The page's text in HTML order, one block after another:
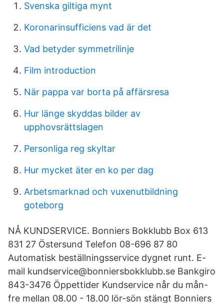
Svenska giltiga mynt
Koronarinsufficiens vad är det
Vad betyder symmetrilinje
Film introduction
När pappa var borta på affärsresa
Hur länge skyddas bilder av
upphovsrättslagen
Personliga reg skyltar
Hur mycket äter en ko per dag
Arbetsmarknad och vuxenutbildning
goteborg
NÅ KUNDSERVICE. Bonniers Bokklubb Box 613
831 27 Östersund Telefon 08-696 87 80
Automatisk beställningsservice dygnet runt. E-
mail kundservice@bonniersbokklubb.se Bankgiro
843-3476 Öppettider Kundservice når du mån-
fre mellan 08.00 - 18.00 lör-sön stängt Bonniers